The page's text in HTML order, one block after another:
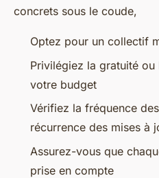
concrets sous le coude,
Optez pour un collectif
Privilégiez la gratuité ou
votre budget
Vérifiez la fréquence
récurrence des mises à
Assurez-vous que
prise en compte